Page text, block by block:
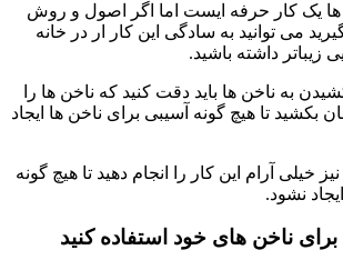
یک کار حرفه ایست اما اگر اصول و روش
می توانید به سادگی این کار ار در خانه
زیباتر داشته باشید.
به ناخن ها باید دقت کنید که ناخن ها را
بکشید تا هیچ گونه آسیبی برای ناخن ها ایجاد
خیلی آرام این کار را انجام دهید تا هیچ گونه
نشود.
ناخن های خود استفاده کنید